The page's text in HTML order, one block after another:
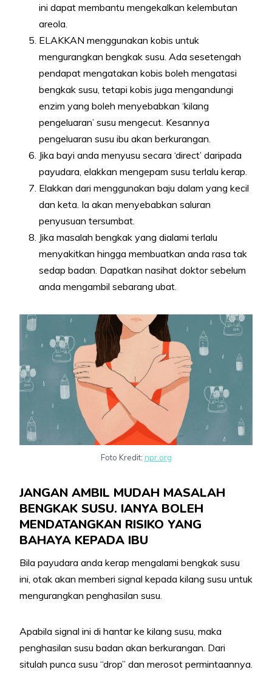
ini dapat membantu mengekalkan kelembutan
areola.
ELAKKAN menggunakan kobis untuk
mengurangkan bengkak susu. Ada sesetengah
pendapat mengatakan kobis boleh mengatasi
bengkak susu, tetapi kobis juga mengandungi
enzim yang boleh menyebabkan ‘kilang
pengeluaran’ susu mengecut. Kesannya
pengeluaran susu ibu akan berkurangan.
Jika bayi anda menyusu secara ‘direct’ daripada
payudara, elakkan mengepam susu terlalu kerap.
Elakkan dari menggunakan baju dalam yang kecil
dan keta. Ia akan menyebabkan saluran
penyusuan tersumbat.
Jika masalah bengkak yang dialami terlalu
menyakitkan hingga membuatkan anda rasa tak
sedap badan. Dapatkan nasihat doktor sebelum
anda mengambil sebarang ubat.
Foto Kredit: npr.org
JANGAN AMBIL MUDAH MASALAH
BENGKAK SUSU. IANYA BOLEH
MENDATANGKAN RISIKO YANG
BAHAYA KEPADA IBU
Bila payudara anda kerap mengalami bengkak susu
ini, otak akan memberi signal kepada kilang susu untuk
mengurangkan penghasilan susu.
Apabila signal ini di hantar ke kilang susu, maka
penghasilan susu badan akan berkurangan. Dari
situlah punca susu “drop” dan merosot permintaannya.